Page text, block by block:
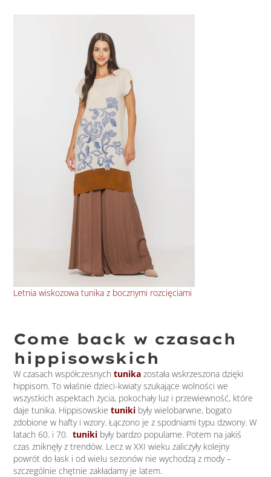
Letnia wiskozowa tunika z bocznymi rozcięciami
Come back w czasach
hippisowskich
W czasach współczesnychtunikazostała wskrzeszona dzięki
hippisom. To właśnie dzieci-kwiaty szukające wolności we
wszystkich aspektach życia, pokochały luz i przewiewność, które
daje tunika. Hippisowskietuniki były wielobarwne, bogato
zdobione w hafty i wzory. Łączono je z spodniami typu dzwony. W
latach 60. i 70.tuniki były bardzo popularne. Potem na jakiś
czas zniknęły z trendów. Lecz w XXI wieku zaliczyły kolejny
powrót do łask i od wielu sezonów nie wychodzą z mody –
szczególnie chętnie zakładamy je latem.